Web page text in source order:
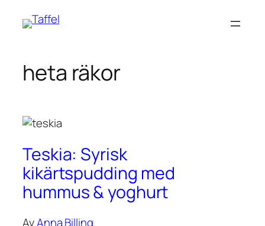
Hoppa
heta räkor
Teskia: Syrisk
kikärtspudding med
hummus & yoghurt
AvAnna Billing